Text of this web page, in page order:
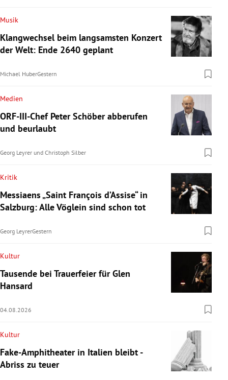
Musik
Klangwechsel beim langsamsten Konzert
der Welt: Ende 2640 geplant
Michael HuberGestern
Medien
ORF-III-Chef Peter Schöber abberufen
und beurlaubt
Georg Leyrer und Christoph Silber
Kritik
Messiaens „Saint François d’Assise“ in
Salzburg: Alle Vöglein sind schon tot
Georg LeyrerGestern
Kultur
Tausende bei Trauerfeier für Glen
Hansard
04.08.2026
Kultur
Fake-Amphitheater in Italien bleibt -
Abriss zu teuer